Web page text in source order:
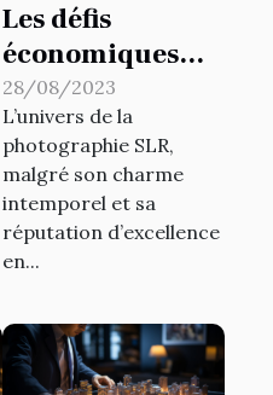
Les défis
économiques
auxquels le
marché de la
photographie
SLR fait face
28/08/2023
L’univers de la
photographie SLR,
malgré son charme
intemporel et sa
réputation d’excellence
en...